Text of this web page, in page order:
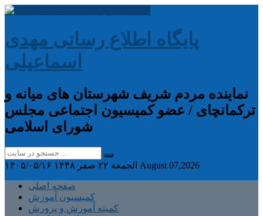
پایگاه اطلاع رسانی مهدی
اسماعیلی
نماینده مردم شریف شهرستان های میانه و
ترکمانچای / عضو کمیسیون اجتماعی مجلس
شورای اسلامی
۱۴۰۵/۰۵/۱۶ الجمعة ۲۲ صفر ۱۴۴۸ August 07,2026
صفحه اصلی
کمیسیون آموزش
کمیته آموزش و پرورش